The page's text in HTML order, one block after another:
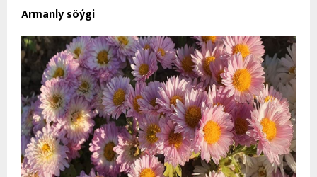
Armanly söýgi